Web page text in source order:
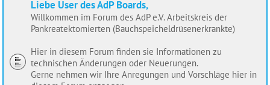
Liebe User des AdP Boards,
Willkommen im Forum des AdP e.V. Arbeitskreis der
Pankreatektomierten (Bauchspeicheldrüsenerkrankte)
Hier in diesem Forum finden sie Informationen zu
technischen Änderungen oder Neuerungen.
Gerne nehmen wir Ihre Anregungen und Vorschläge hier in